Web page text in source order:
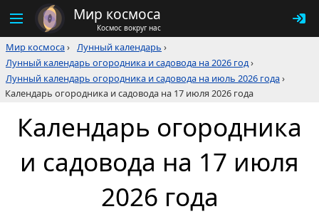
Мир космоса
Космос вокруг нас
Мир космоса› Лунный календарь ›
Лунный календарь огородника и садовода на 2026 год›
Лунный календарь огородника и садовода на июль 2026 года›
Календарь огородника и садовода на 17 июля 2026 года
Календарь огородника
и садовода на 17 июля
2026 года